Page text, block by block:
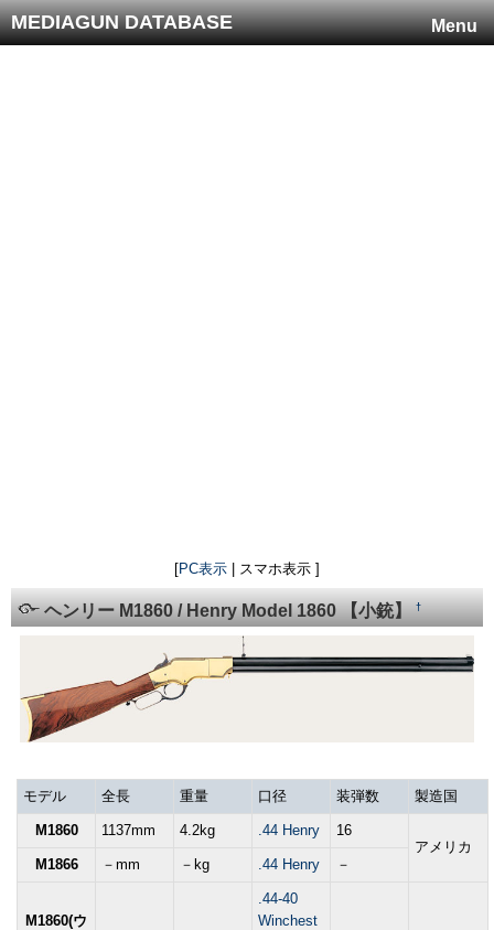
Menu
MEDIAGUN DATABASE
[PC表示 | スマホ表示 ]
ヘンリー M1860 / Henry Model 1860 【小銃】†
モデル 全長 重量 口径 装弾数 製造国
M1860 1137mm 4.2kg .44 Henry
16
アメリカ
M1866
－mm －kg .44 Henry －
M1860(ウ
.44-40
Winchest